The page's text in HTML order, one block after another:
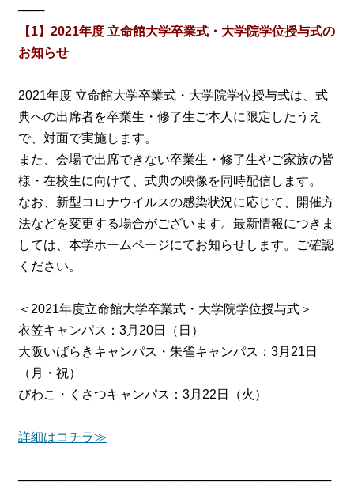
───
【1】2021年度 立命館大学卒業式・大学院学位授与式の
お知らせ
2021年度 立命館大学卒業式・大学院学位授与式は、式
典への出席者を卒業生・修了生ご本人に限定したうえ
で、対面で実施します。
また、会場で出席できない卒業生・修了生やご家族の皆
様・在校生に向けて、式典の映像を同時配信します。
なお、新型コロナウイルスの感染状況に応じて、開催方
法などを変更する場合がございます。最新情報につきま
しては、本学ホームページにてお知らせします。ご確認
ください。
＜2021年度立命館大学卒業式・大学院学位授与式＞
衣笠キャンパス：3月20日（日）
大阪いばらきキャンパス・朱雀キャンパス：3月21日
（月・祝）
びわこ・くさつキャンパス：3月22日（火）
詳細はコチラ≫
────────────────────────────────────